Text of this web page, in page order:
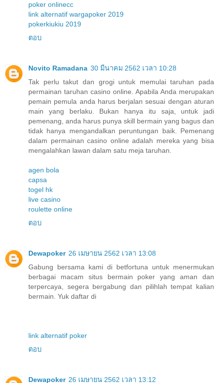
poker onlinecc
link alternatif wargapoker 2019
pokerkiukiu 2019
ตอบ
Novito Ramadana 30 มีนาคม 2562 เวลา 10:28
Tak perlu takut dan grogi untuk memulai taruhan pada
permainan taruhan casino online. Apabila Anda merupakan
pemain pemula anda harus berjalan sesuai dengan aturan
main yang berlaku. Bukan hanya itu saja, untuk jadi
pemenang, anda harus punya skill bermain yang bagus dan
tidak hanya mengandalkan peruntungan baik. Pemenang
dalam permainan casino online adalah mereka yang bisa
mengalahkan lawan dalam satu meja taruhan.
agen bola
capsa
togel hk
live casino
roulette online
ตอบ
Dewapoker 26 เมษายน 2562 เวลา 13:08
Gabung bersama kami di betfortuna untuk menermukan
berbagai macam situs bermain poker yang aman dan
terpercaya, segera bergabung dan pilihlah tempat kalian
bermain. Yuk daftar di
link alternatif poker
ตอบ
Dewapoker 26 เมษายน 2562 เวลา 13:12